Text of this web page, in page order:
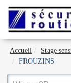
Accueil
Stage
FROUZINS